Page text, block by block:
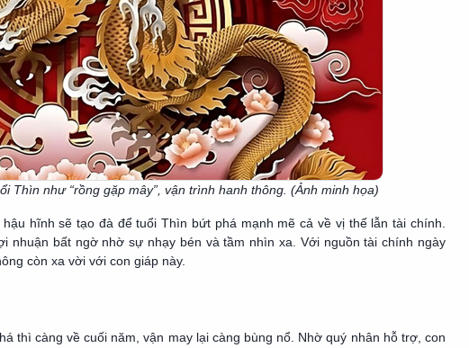
Thìn như “rồng gặp mây”, vận trình hanh thông. (Ảnh minh họa)
hĩnh sẽ tạo đà để tuổi Thìn bứt phá mạnh mẽ cả về vị thế lẫn tài chính.
nhuận bất ngờ nhờ sự nhạy bén và tầm nhìn xa. Với nguồn tài chính ngày
còn xa vời với con giáp này.
thì càng về cuối năm, vận may lại càng bùng nổ. Nhờ quý nhân hỗ trợ, con